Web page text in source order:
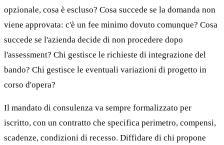
opzionale, cosa è escluso? Cosa succede se la domanda non
viene approvata: c'è un fee minimo dovuto comunque? Cosa
succede se l'azienda decide di non procedere dopo
l'assessment? Chi gestisce le richieste di integrazione del
bando? Chi gestisce le eventuali variazioni di progetto in
corso d'opera?
Il mandato di consulenza va sempre formalizzato per
iscritto, con un contratto che specifica perimetro, compensi,
scadenze, condizioni di recesso. Diffidare di chi propone